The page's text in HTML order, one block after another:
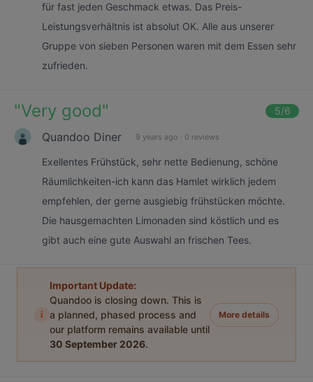
für fast jeden Geschmack etwas. Das Preis-
Leistungsverhältnis ist absolut OK. Alle aus unserer
Gruppe von sieben Personen waren mit dem Essen sehr
zufrieden.
"Very good" 5/6
Quandoo Diner 9 years ago · 0 reviews
Exellentes Frühstück, sehr nette Bedienung, schöne
Räumlichkeiten-ich kann das Hamlet wirklich jedem
empfehlen, der gerne ausgiebig frühstücken möchte.
Die hausgemachten Limonaden sind köstlich und es
gibt auch eine gute Auswahl an frischen Tees.
i
Important Update:
Quandoo is closing down. This is
a planned, phased process and
our platform remains available until
30 September 2026.
More details